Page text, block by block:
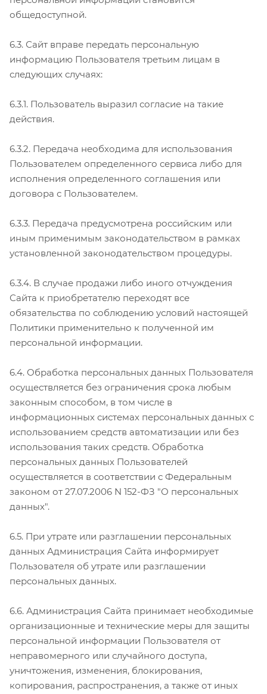
общедоступной.
6.3. Сайт вправе передать персональную
информацию Пользователя третьим лицам в
следующих случаях:
6.3.1. Пользователь выразил согласие на такие
действия.
6.3.2. Передача необходима для использования
Пользователем определенного сервиса либо для
исполнения определенного соглашения или
договора с Пользователем.
6.3.3. Передача предусмотрена российским или
иным применимым законодательством в рамках
установленной законодательством процедуры.
6.3.4. В случае продажи либо иного отчуждения
Сайта к приобретателю переходят все
обязательства по соблюдению условий настоящей
Политики применительно к полученной им
персональной информации.
6.4. Обработка персональных данных Пользователя
осуществляется без ограничения срока любым
законным способом, в том числе в
информационных системах персональных данных с
использованием средств автоматизации или без
использования таких средств. Обработка
персональных данных Пользователей
осуществляется в соответствии с Федеральным
законом от 27.07.2006 N 152-ФЗ "О персональных
данных".
6.5. При утрате или разглашении персональных
данных Администрация Сайта информирует
Пользователя об утрате или разглашении
персональных данных.
6.6. Администрация Сайта принимает необходимые
организационные и технические меры для защиты
персональной информации Пользователя от
неправомерного или случайного доступа,
уничтожения, изменения, блокирования,
копирования, распространения, а также от иных